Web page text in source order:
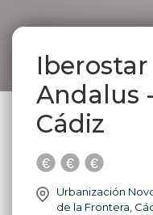
Iberostar
Andalus
Cádiz
Urbanización
de la Frontera,